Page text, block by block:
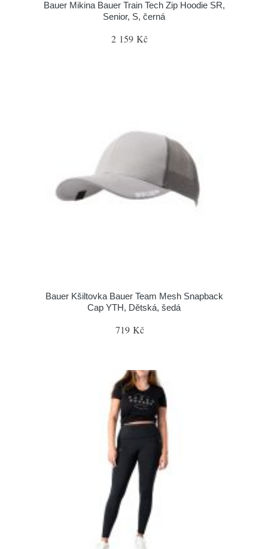
Bauer Mikina Bauer Train Tech Zip Hoodie SR,
Senior, S, černá
2 159 Kč
Bauer Kšiltovka Bauer Team Mesh Snapback
Cap YTH, Dětská, šedá
719 Kč